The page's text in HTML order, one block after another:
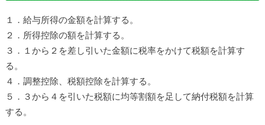
１．給与所得の金額を計算する。
２．所得控除の額を計算する。
３．１から２を差し引いた金額に税率をかけて税額を計算す
る。
４．調整控除、税額控除を計算する。
５．３から４を引いた税額に均等割額を足して納付税額を計算
する。